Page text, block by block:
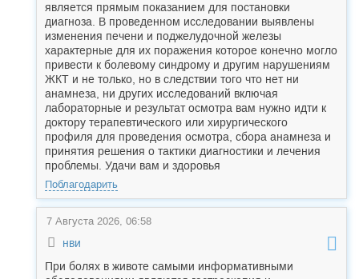
является прямым показанием для постановки
диагноза. В проведенном исследовании выявлены
изменения печени и поджелудочной железы
характерные для их поражения которое конечно могло
привести к болевому синдрому и другим нарушениям
ЖКТ и не только, но в следствии того что нет ни
анамнеза, ни других исследований включая
лабораторные и результат осмотра вам нужно идти к
доктору терапевтического или хирургического
профиля для проведения осмотра, сбора анамнеза и
принятия решения о тактики диагностики и лечения
проблемы. Удачи вам и здоровья
Поблагодарить
7 Августа 2026, 06:58
нви
При болях в животе самыми информативными